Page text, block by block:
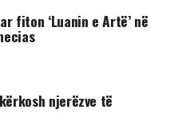
fiton ‘Luanin e Artë’ në
njerëzve të